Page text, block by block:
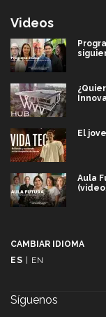
Videos
El
Aula
CAMBIAR IDIOMA
ES
EN
Síguenos